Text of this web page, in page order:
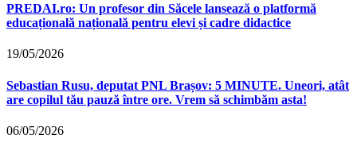
PREDAI.ro: Un profesor din Săcele lansează o platformă
educațională națională pentru elevi și cadre didactice
19/05/2026
Sebastian Rusu, deputat PNL Brașov: 5 MINUTE. Uneori, atât
are copilul tău pauză între ore. Vrem să schimbăm asta!
06/05/2026